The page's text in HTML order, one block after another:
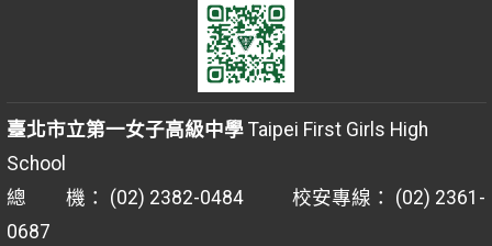
臺北市立第一女子高級中學Taipei First Girls High
School
總 機： (02) 2382-0484 校安專線： (02) 2361-
0687